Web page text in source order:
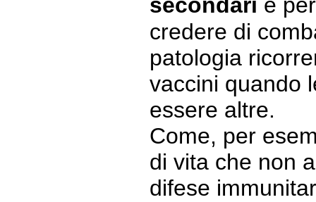
credere di
patologia
vaccini quando
essere altre.
Come, per
di vita che non
difese